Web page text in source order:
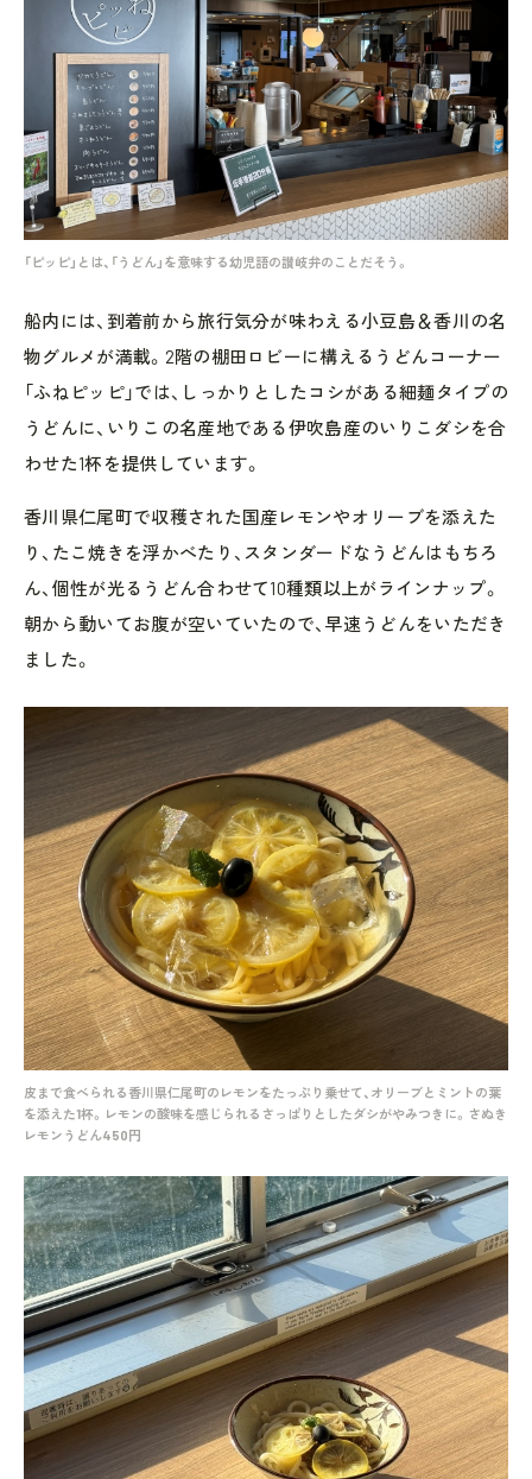
「ピッピ」とは、「うどん」を意味する幼児語の讃岐弁のことだそう。
船内には、到着前から旅行気分が味わえる小豆島＆香川の名
物グルメが満載。2階の棚田ロビーに構えるうどんコーナー
「ふねピッピ」では、しっかりとしたコシがある細麺タイプの
うどんに、いりこの名産地である伊吹島産のいりこダシを合
わせた1杯を提供しています。
香川県仁尾町で収穫された国産レモンやオリーブを添えた
り、たこ焼きを浮かべたり、スタンダードなうどんはもちろ
ん、個性が光るうどん合わせて10種類以上がラインナップ。
朝から動いてお腹が空いていたので、早速うどんをいただき
ました。
皮まで食べられる香川県仁尾町のレモンをたっぷり乗せて、オリーブとミントの葉
を添えた1杯。レモンの酸味を感じられるさっぱりとしたダシがやみつきに。さぬき
レモンうどん450円